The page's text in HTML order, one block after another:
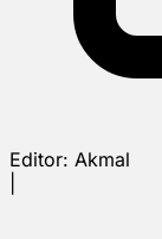
Editor: Akmal